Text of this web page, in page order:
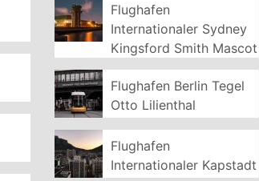
Flughafen
Internationaler Sydney
Kingsford Smith Mascot
Flughafen Berlin Tegel
Otto Lilienthal
Flughafen
Internationaler Kapstadt